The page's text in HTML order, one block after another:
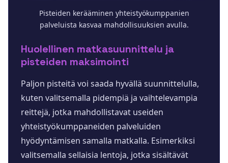
Pisteiden kerääminen yhteistyökumppanien
palveluista kasvaa mahdollisuuksien avulla.
Huolellinen matkasuunnittelu ja
pisteiden maksimointi
Paljon pisteitä voi saada hyvällä suunnittelulla,
kuten valitsemalla pidempiä ja vaihtelevampia
reittejä, jotka mahdollistavat useiden
yhteistyökumppaneiden palveluiden
hyödyntämisen samalla matkalla. Esimerkiksi
valitsemalla sellaisia lentoja, jotka sisältävät